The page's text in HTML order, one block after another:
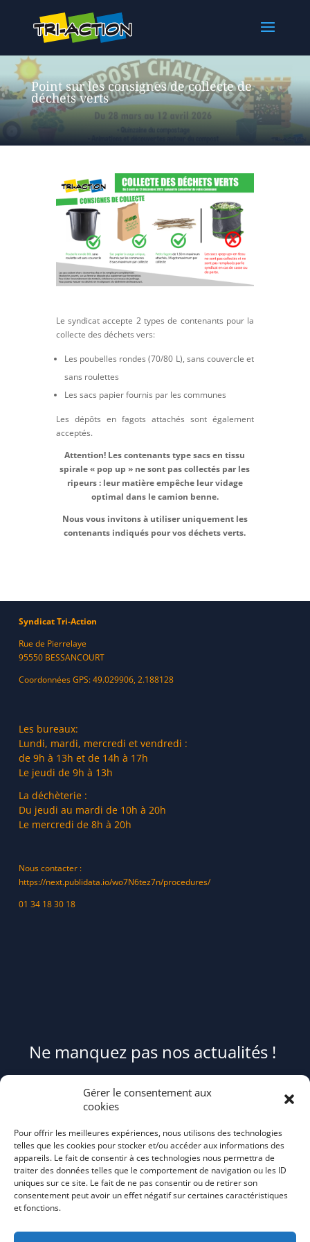
Gérer le consentement aux
cookies
Pour offrir les meilleures expériences, nous utilisons des technologies
telles que les cookies pour stocker et/ou accéder aux informations des
appareils. Le fait de consentir à ces technologies nous permettra de
traiter des données telles que le comportement de navigation ou les ID
uniques sur ce site. Le fait de ne pas consentir ou de retirer son
consentement peut avoir un effet négatif sur certaines caractéristiques
et fonctions.
Point sur les consignes de collecte de
déchets verts
Le syndicat accepte 2 types de contenants pour la
collecte des déchets vers:
Les poubelles rondes (70/80 L), sans couvercle et
sans roulettes
Les sacs papier fournis par les communes
Les dépôts en fagots attachés sont également
acceptés.
Attention! Les contenants type sacs en tissu
spirale « pop up » ne sont pas collectés par les
ripeurs : leur matière empêche leur vidage
optimal dans le camion benne.
Nous vous invitons à utiliser uniquement les
contenants indiqués pour vos déchets verts.
Syndicat Tri-Action
Rue de Pierrelaye
95550 BESSANCOURT
Coordonnées GPS: 49.029906, 2.188128
Les bureaux:
Lundi, mardi, mercredi et vendredi :
de 9h à 13h et de 14h à 17h
Le jeudi de 9h à 13h
La déchèterie :
Du jeudi au mardi de 10h à 20h
Le mercredi de 8h à 20h
Nous contacter :
https://next.publidata.io/wo7N6tez7n/procedures/
01 34 18 30 18
Ne manquez pas nos actualités !
conseils et astuces pour mieux trier et réduire vos déchets,
vous au flash info bi-mensuel Tri Action!